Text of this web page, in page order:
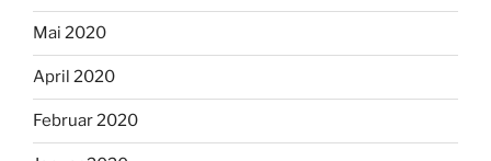
Mai 2020
April 2020
Februar 2020